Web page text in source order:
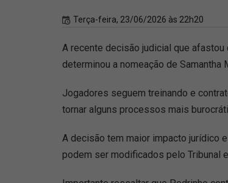
Terça-feira, 23/06/2026 às 22h20
A recente decisão judicial que afastou
determinou a nomeação de
Jogadores seguem treinando e
tornar alguns processos mais
A decisão tem maior impacto jurídico
podem ser modificados pelo Tribunal